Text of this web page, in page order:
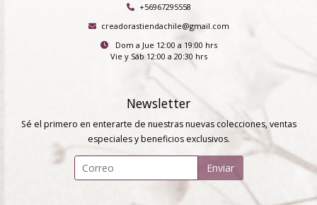
+56967295558
creadorastiendachile@gmail.com
Dom a Jue 12:00 a 19:00 hrs
Vie y Sáb 12:00 a 20:30 hrs
Newsletter
Sé el primero en enterarte de nuestras nuevas colecciones, ventas
especiales y beneficios exclusivos.
Enviar